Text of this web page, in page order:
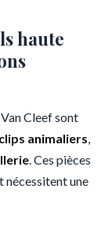
haute
Cleef sont
clips animaliers,
. Ces pièces
nécessitent une